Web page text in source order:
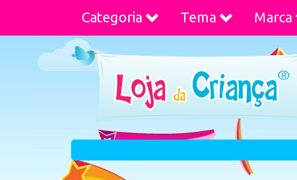
Categoria Tema Marca